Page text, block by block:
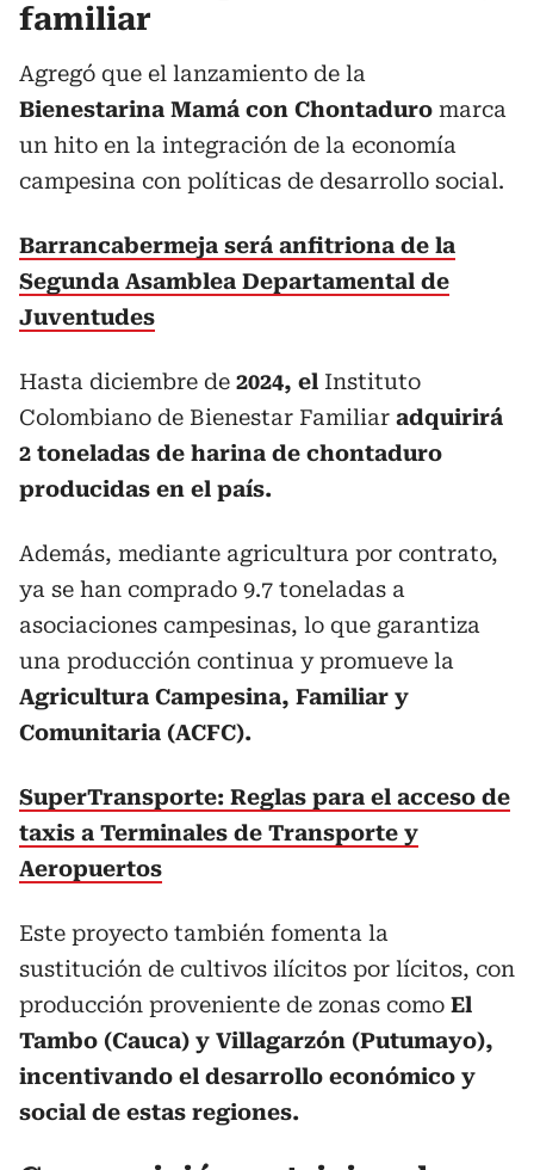
familiar
Agregó que el lanzamiento de la
Bienestarina Mamá con Chontaduro marca
un hito en la integración de la economía
campesina con políticas de desarrollo social.
Barrancabermeja será anfitriona de la
Segunda Asamblea Departamental de
Juventudes
Hasta diciembre de 2024, el Instituto
Colombiano de Bienestar Familiar adquirirá
2 toneladas de harina de chontaduro
producidas en el país.
Además, mediante agricultura por contrato,
ya se han comprado 9.7 toneladas a
asociaciones campesinas, lo que garantiza
una producción continua y promueve la
Agricultura Campesina, Familiar y
Comunitaria (ACFC).
SuperTransporte: Reglas para el acceso de
taxis a Terminales de Transporte y
Aeropuertos
Este proyecto también fomenta la
sustitución de cultivos ilícitos por lícitos, con
producción proveniente de zonas como El
Tambo (Cauca) y Villagarzón (Putumayo),
incentivando el desarrollo económico y
social de estas regiones.